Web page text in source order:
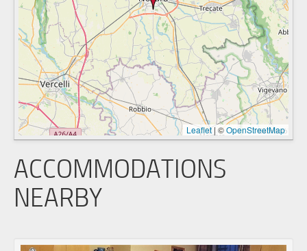
Leaflet | ©OpenStreetMap
ACCOMMODATIONS
NEARBY